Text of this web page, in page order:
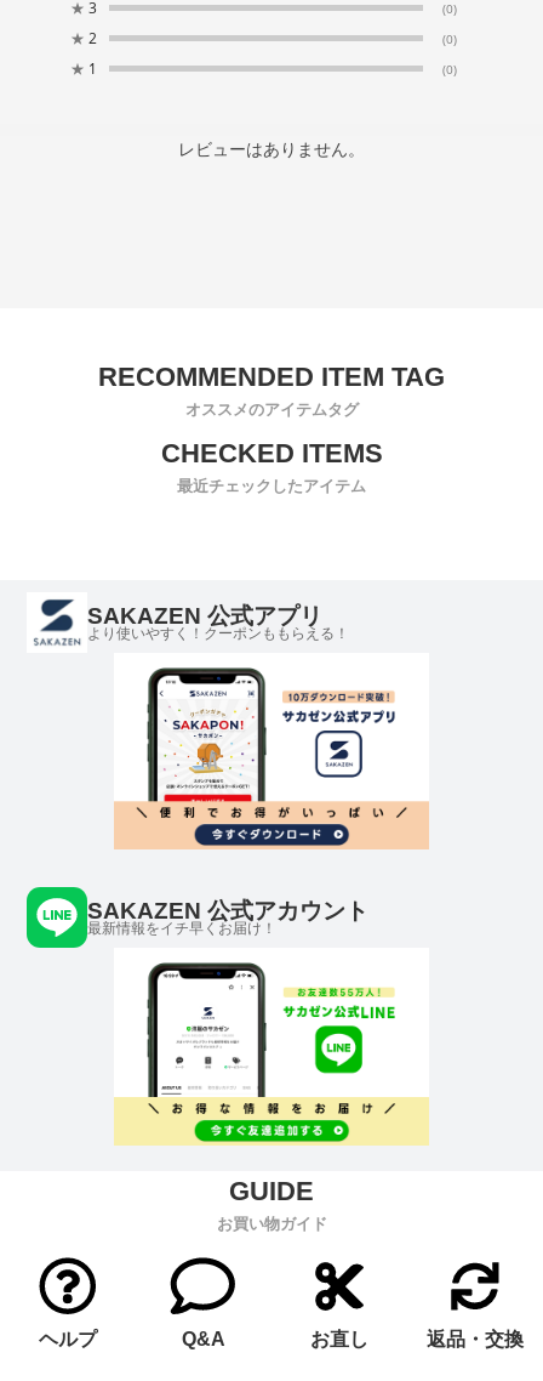
★ 3 (0)
★ 2 (0)
★ 1 (0)
レビューはありません。
オススメのアイテムタグ
最近チェックしたアイテム
SAKAZEN 公式アプリ
より使いやすく！クーポンももらえる！
SAKAZEN 公式アカウント
最新情報をイチ早くお届け！
お買い物ガイド
ヘルプ Q&A お直し 返品・交換